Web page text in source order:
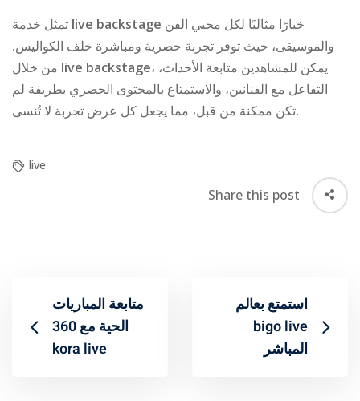
live backstage
والموسيقى، حيث توفر تجربة حصرية ومباشرة خلف الكواليس.
live backstage، يمكن للمشاهدين متابعة الأحداث،
التفاعل مع الفنانين، والاستمتاع بالمحتوى الحصري بطريقة لم
تكن ممكنة من قبل، مما يجعل كل عرض تجربة لا تُنسى.
live
Share this post
متابعة المباريات
الحية مع 360
kora live
استمتع بعالم
bigo live
المباشر